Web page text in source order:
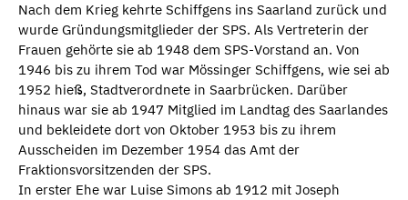
Nach dem Krieg kehrte Schiffgens ins Saarland zurück und
wurde Gründungsmitglieder der SPS. Als Vertreterin der
Frauen gehörte sie ab 1948 dem SPS-Vorstand an. Von
1946 bis zu ihrem Tod war Mössinger Schiffgens, wie sei ab
1952 hieß, Stadtverordnete in Saarbrücken. Darüber
hinaus war sie ab 1947 Mitglied im Landtag des Saarlandes
und bekleidete dort von Oktober 1953 bis zu ihrem
Ausscheiden im Dezember 1954 das Amt der
Fraktionsvorsitzenden der SPS.
In erster Ehe war Luise Simons ab 1912 mit Joseph